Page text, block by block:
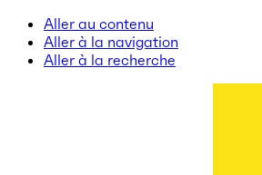
Aller au contenu
Aller à la navigation
Aller à la recherche